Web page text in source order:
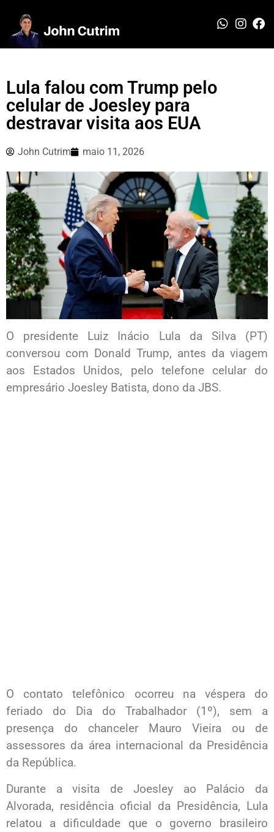
Lula falou com Trump pelo
celular de Joesley para
destravar visita aos EUA
John Cutrim maio 11, 2026
O presidente Luiz Inácio Lula da Silva (PT)
conversou com Donald Trump, antes da viagem
aos Estados Unidos, pelo telefone celular do
empresário Joesley Batista, dono da JBS.
O contato telefônico ocorreu na véspera do
feriado do Dia do Trabalhador (1º), sem a
presença do chanceler Mauro Vieira ou de
assessores da área internacional da Presidência
da República.
Durante a visita de Joesley ao Palácio da
Alvorada, residência oficial da Presidência, Lula
relatou a dificuldade que o governo brasileiro